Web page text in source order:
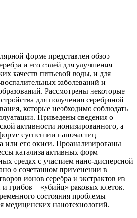
форме представлен обзор
и его солей для улучшения
качеств питьевой воды, и для
заболеваний и
Рассмотрены некоторые
для получения серебряной
которые необходимо соблюдать
Приведены сведения о
активности ионизированного, а
суспензии наночастиц
или его окиси. Проанализированы
катализа активных форм
средах с участием нано-дисперсной
о сочетанном применении в
ионов серебра и экстрактов из
и грибов – «убийц» раковых клеток.
состояния проблемы
медицинских нанотехнологий.